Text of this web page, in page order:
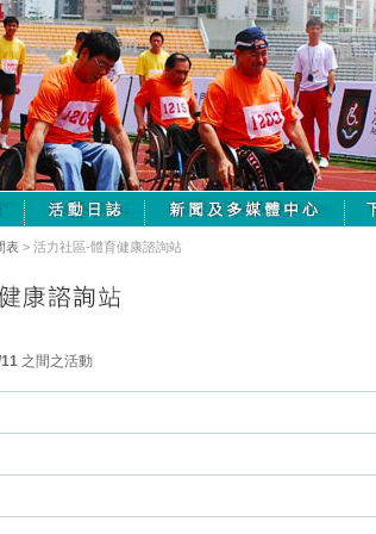
表 > 活力社區-體育健康諮詢站
之間之活動